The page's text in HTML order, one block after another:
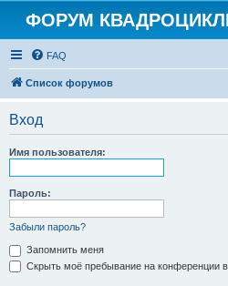
ФОРУМ
FAQ
Список форумов
Вход
Имя пользователя:
Пароль:
Забыли пароль?
Запомнить меня
Скрыть моё пребывание на конференции в